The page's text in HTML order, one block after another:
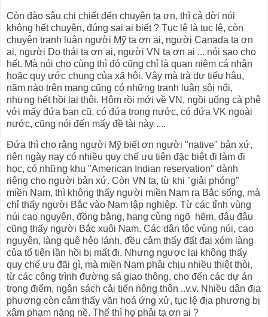
Còn đào sâu chi chiết đến chuyện tạ ơn, thì cả đời nói
không hết chuyện, đúng sai ai biết ? Tục lệ là tục lệ, còn
chuyện tranh luận người Mỹ tạ ơn ai, người Canada tạ ơn
ai, người Do thái tạ ơn ai, người VN tạ ơn ai ... nói sao cho
hết. Mà nói cho cùng thì đó cũng chỉ là quan niệm cá nhân
hoặc quy ước chung của xã hội. Vậy mà trà dư tiểu hậu,
năm nào trên mạng cũng có những tranh luận sôi nổi,
nhưng hết hồi lại thôi. Hôm rồi mới về VN, ngồi uống cà phê
với mấy đứa bạn cũ, có đứa trong nước, có đứa VK ngoài
nước, cũng nói đến mấy đề tài này ....
Đứa thì cho rằng người Mỹ biết ơn người "native" bản xứ,
nên ngày nay có nhiều quy chế ưu tiên đặc biệt đi làm đi
học, có những khu "American Indian reservation" dành
riêng cho người bản xứ. Còn VN ta, từ khi "giải phóng"
miền Nam, thì không thấy người miền Nam ra Bắc sống, mà
chỉ thấy người Bắc vào Nam lập nghiệp. Từ các tỉnh vùng
núi cao nguyên, đồng bằng, hang cùng ngõ hẽm, đâu đâu
cũng thấy người Bắc xuôi Nam. Các dân tộc vùng núi, cao
nguyên, làng quê hẻo lánh, đều cảm thấy đất đai xóm làng
của tổ tiên lần hồi bị mất đi. Nhưng ngược lại không thấy
quy chế ưu đãi gì, mà miền Nam phải chịu nhiều thiệt thòi,
từ các công trình đường sá giao thông, cho đến các dự án
trọng điểm, ngân sách cải tiến nông thôn ..v.v. Nhiều dân địa
phương còn cảm thấy văn hoá ứng xử, tục lệ địa phương bị
xâm phạm nặng nề. Thế thì họ phải tạ ơn ai ?